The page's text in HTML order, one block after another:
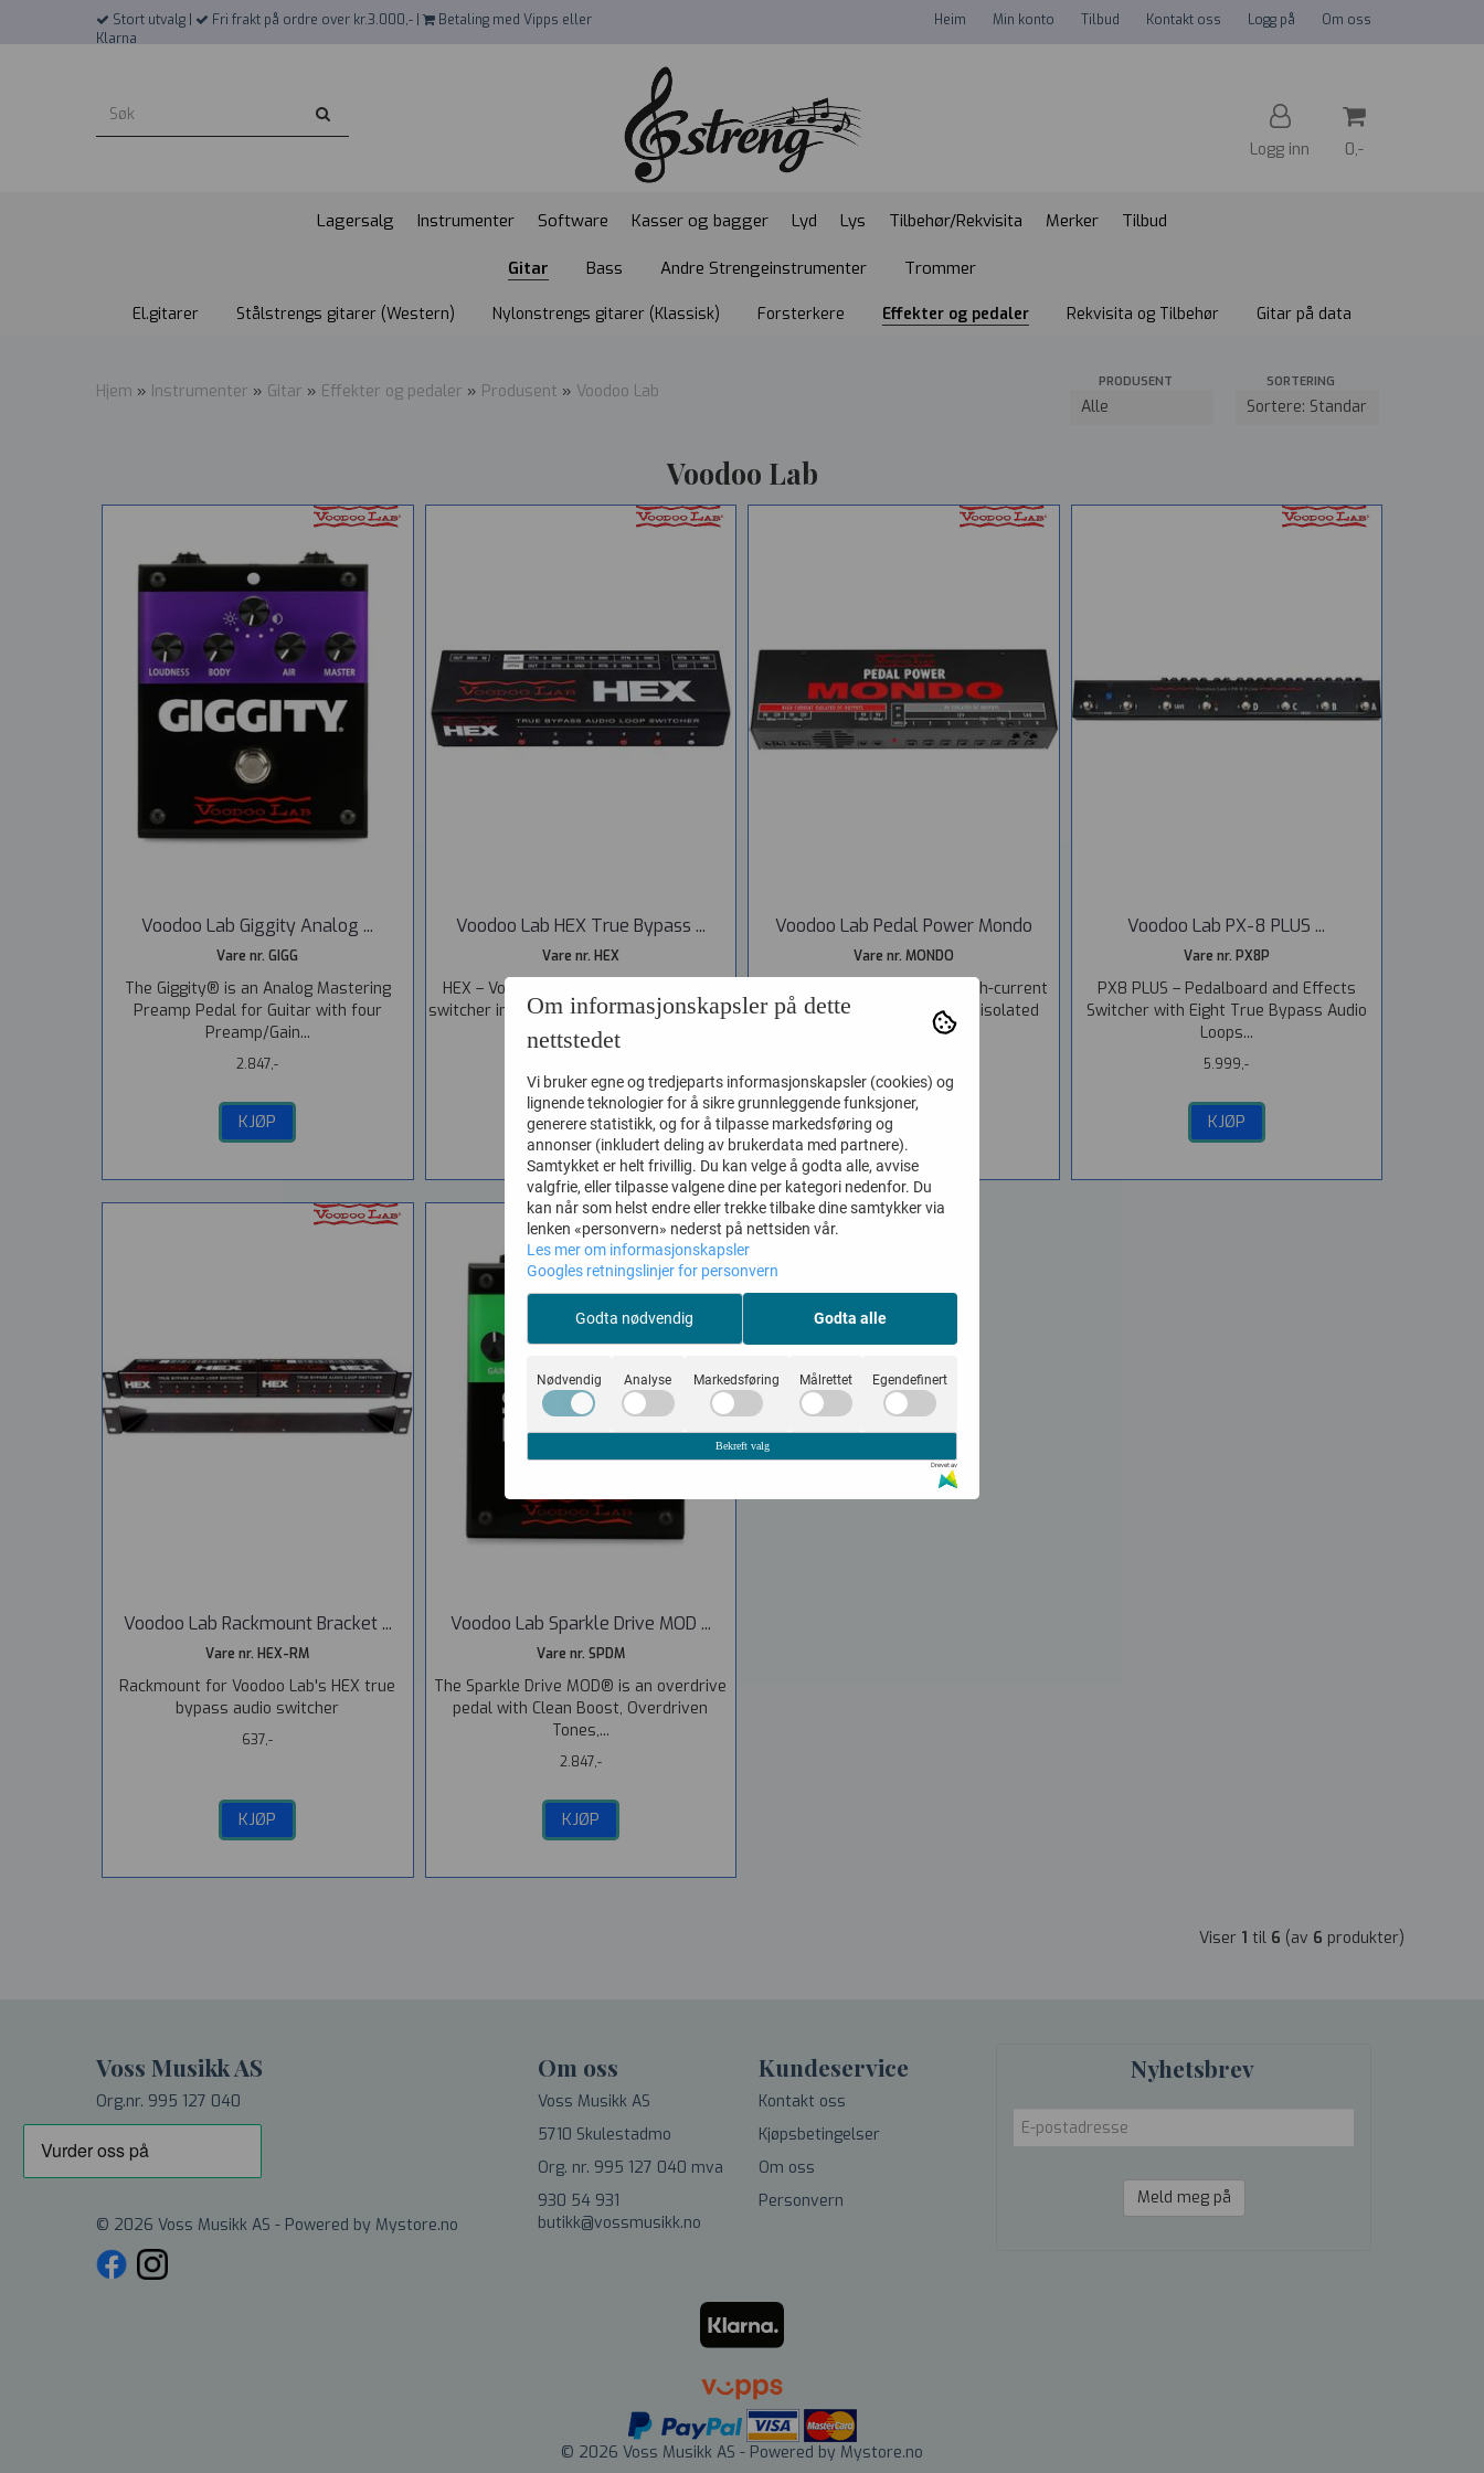
Stort utvalg | Fri frakt på ordre over kr.3.000,- |
Betaling med Vipps eller
Klarna
Heim Min konto Tilbud Kontakt oss Logg på Om oss
Logg inn 0,-
Lagersalg Instrumenter Software Kasser og bagger Lyd Lys Tilbehør/Rekvisita Merker Tilbud
Gitar Bass Andre Strengeinstrumenter Trommer
El.gitarer Stålstrengs gitarer (Western) Nylonstrengs gitarer (Klassisk) Forsterkere Effekter og pedaler Rekvisita og Tilbehør Gitar på data
Hjem » Instrumenter » Gitar » Effekter og pedaler » Produsent » Voodoo Lab PRODUSENT SORTERING
Voodoo Lab
Voodoo Lab Giggity Analog ...
Vare nr. GIGG
The Giggity® is an Analog Mastering
Preamp Pedal for Guitar with four
Preamp/Gain...
2.847,-
KJØP
Voodoo Lab HEX True Bypass ...
Vare nr. HEX
HEX – Voodoo Lab's true bypass audio
switcher in a new compact format HEX™...
4.797,-
KJØP
Voodoo Lab Pedal Power Mondo
Vare nr. MONDO
Mondo is power supply for High-current
Digital and 9V pedals with 12 isolated
KJØP
Voodoo Lab PX-8 PLUS ...
Vare nr. PX8P
PX8 PLUS – Pedalboard and Effects
Switcher with Eight True Bypass Audio
Loops...
5.999,-
KJØP
Voodoo Lab Rackmount Bracket ...
Vare nr. HEX-RM
Rackmount for Voodoo Lab's HEX true
bypass audio switcher
637,-
KJØP
Voodoo Lab Sparkle Drive MOD ...
Vare nr. SPDM
The Sparkle Drive MOD® is an overdrive
pedal with Clean Boost, Overdriven
Tones,...
2.847,-
KJØP
Viser 1 til 6 (av 6 produkter)
Voss Musikk AS
Org.nr. 995 127 040
© 2026 Voss Musikk AS - Powered by Mystore.no
Om oss
Voss Musikk AS
5710 Skulestadmo
Org. nr. 995 127 040 mva
930 54 931
butikk@vossmusikk.no
Kundeservice
Kontakt oss
Kjøpsbetingelser
Om oss
Personvern
Nyhetsbrev
Meld meg på
© 2026 Voss Musikk AS - Powered by Mystore.no
Trykk ENTER for å søke
Om informasjonskapsler på dette
nettstedet
Vi bruker egne og tredjeparts informasjonskapsler (cookies) og
lignende teknologier for å sikre grunnleggende funksjoner,
generere statistikk, og for å tilpasse markedsføring og
annonser (inkludert deling av brukerdata med partnere).
Samtykket er helt frivillig. Du kan velge å godta alle, avvise
valgfrie, eller tilpasse valgene dine per kategori nedenfor. Du
kan når som helst endre eller trekke tilbake dine samtykker via
lenken «personvern» nederst på nettsiden vår.
Les mer om informasjonskapsler
Googles retningslinjer for personvern
Godta nødvendig Godta alle
Nødvendig Analyse Markedsføring Målrettet Egendefinert
Bekreft valg
Drevet av